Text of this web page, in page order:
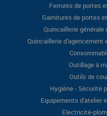
Ferrures de portes
Garnitures de portes
Quincaillerie générale
Quincaillerie d'agencement
Outillage à
Outils de
Hygiène - Sécurité
Equipements d'atelier
Electricité-